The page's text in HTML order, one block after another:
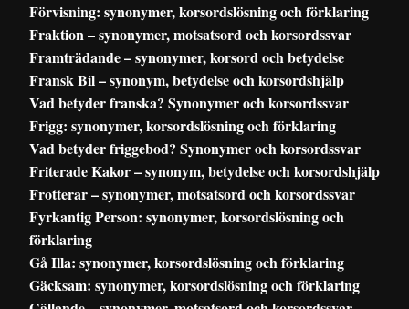
Förvisning: synonymer, korsordslösning och förklaring
Fraktion – synonymer, motsatsord och korsordssvar
Framträdande – synonymer, korsord och betydelse
Fransk Bil – synonym, betydelse och korsordshjälp
Vad betyder franska? Synonymer och korsordssvar
Frigg: synonymer, korsordslösning och förklaring
Vad betyder friggebod? Synonymer och korsordssvar
Friterade Kakor – synonym, betydelse och korsordshjälp
Frotterar – synonymer, motsatsord och korsordssvar
Fyrkantig Person: synonymer, korsordslösning och
förklaring
Gå Illa: synonymer, korsordslösning och förklaring
Gäcksam: synonymer, korsordslösning och förklaring